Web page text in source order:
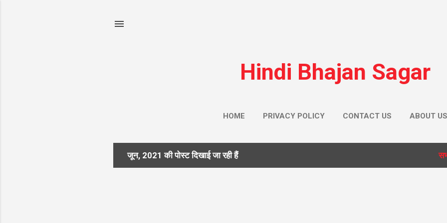
Hindi Bhajan Sagar
HOME PRIVACY POLICY CONTACT US ABOUT US
जून, 2021 की पोस्ट दिखाई जा रही हैं